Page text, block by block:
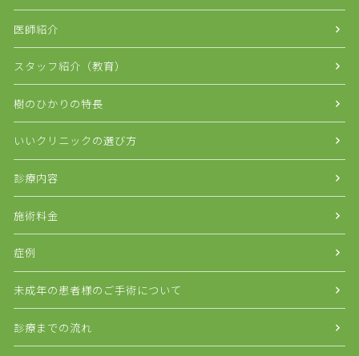
医師紹介
スタッフ紹介（教育）
樹のひかりの特長
いいクリニックの選び方
診療内容
施術料金
症例
未成年の患者様のご手術について
診療までの流れ